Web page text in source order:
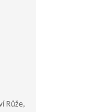
Růže,